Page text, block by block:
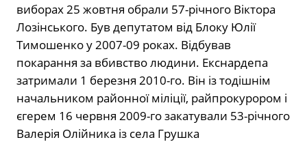
виборах 25 жовтня обрали 57-річного Віктора
Лозінського. Був депутатом від Блоку Юлії
Тимошенко у 2007-09 роках. Відбував
покарання за вбивство людини. Екснардепа
затримали 1 березня 2010-го. Він із тодішнім
начальником районної міліції, райпрокурором і
єгерем 16 червня 2009-го закатували 53-річного
Валерія Олійника із села Грушка